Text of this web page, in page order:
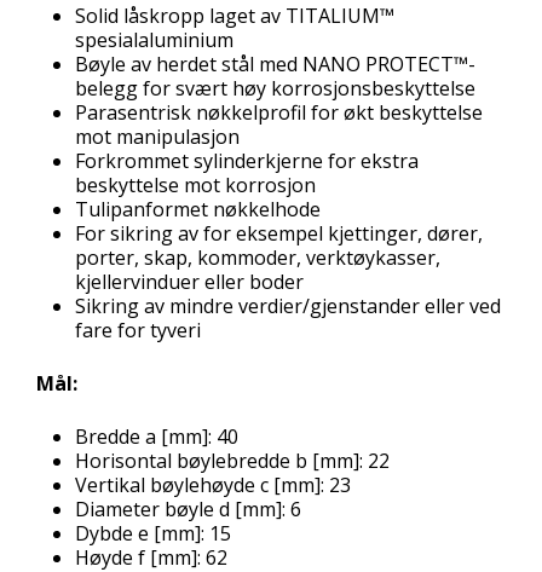
Solid låskropp laget av TITALIUM™
spesialaluminium
Bøyle av herdet stål med NANO PROTECT™-
belegg for svært høy korrosjonsbeskyttelse
Parasentrisk nøkkelprofil for økt beskyttelse
mot manipulasjon
Forkrommet sylinderkjerne for ekstra
beskyttelse mot korrosjon
Tulipanformet nøkkelhode
For sikring av for eksempel kjettinger, dører,
porter, skap, kommoder, verktøykasser,
kjellervinduer eller boder
Sikring av mindre verdier/gjenstander eller ved
fare for tyveri
Mål:
Bredde a [mm]: 40
Horisontal bøylebredde b [mm]: 22
Vertikal bøylehøyde c [mm]: 23
Diameter bøyle d [mm]: 6
Dybde e [mm]: 15
Høyde f [mm]: 62